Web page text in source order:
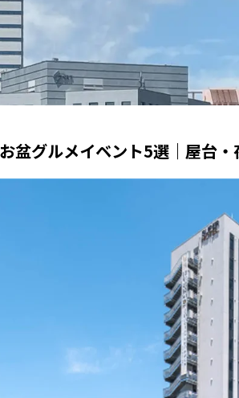
盆グルメイベント5選｜屋台